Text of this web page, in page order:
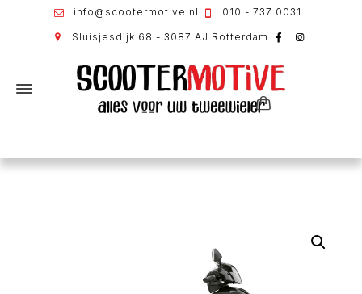
info@scootermotive.nl 010 - 737 0031
Sluisjesdijk 68 - 3087 AJ Rotterdam